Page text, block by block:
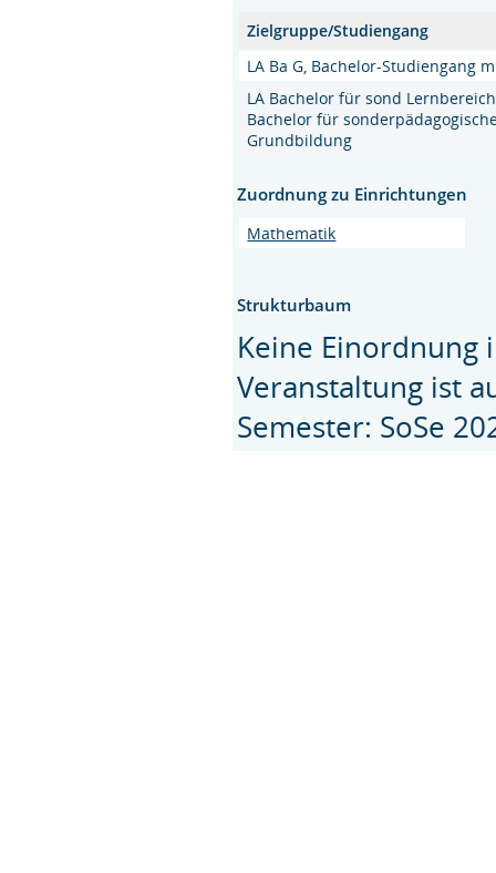
Zielgruppe/Studiengang
LA Ba G, Bachelor-Studiengang
LA Bachelor für sond
Bachelor für
Grundbildung
Zuordnung zu Einrichtungen
Mathematik
Strukturbaum
Keine Einordnung
Veranstaltung ist
Semester: SoSe